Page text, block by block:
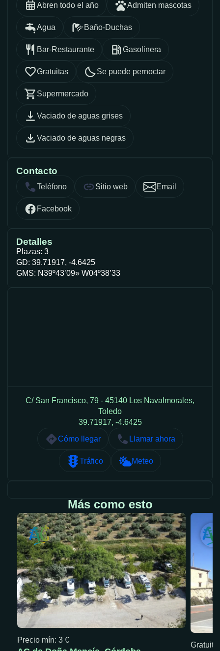
Abren todo el año Admiten mascotas
Agua Baño-Duchas
Bar-Restaurante Gasolinera
Gratuitas Se puede pernoctar
Supermercado
Vaciado de aguas grises
Vaciado de aguas negras
Contacto
Teléfono Sitio web Email
Facebook
Detalles
Plazas: 3
GD: 39.71917, -4.6425
GMS: N39º43’09» W04º38’33
C/ San Francisco, 79 - 45140 Los Navalmorales,
Toledo
39.71917, -4.6425
Cómo llegar
Llamar ahora
Tráfico Meteo
Más como esto
Precio mín: 3 €
Gratuita